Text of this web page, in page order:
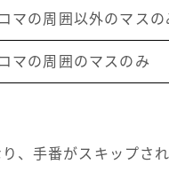
マの周囲以外のマスの
マの周囲のマスのみ
、手番がスキップさ